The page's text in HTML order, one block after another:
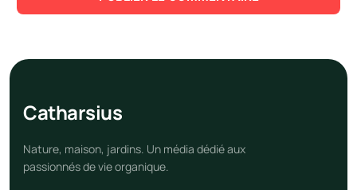
Catharsius
Nature, maison, jardins. Un média dédié aux
passionnés de vie organique.